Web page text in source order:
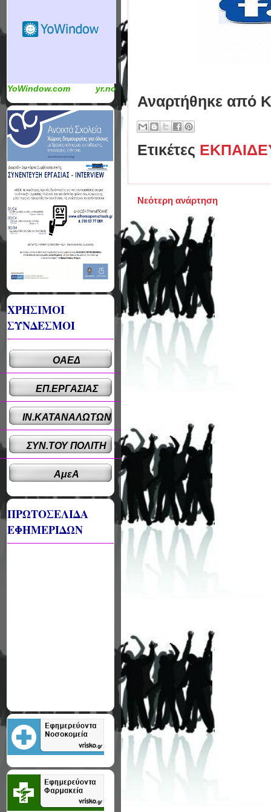
Αναρτήθηκε από
Ετικέτες
Νεότερη ανάρτηση
YoWindow.com yr.no
ΧΡΗΣΙΜΟΙ
ΣΥΝΔΕΣΜΟΙ
ΟΑΕΔ
ΕΠ.ΕΡΓΑΣΙΑΣ
ΙΝ.ΚΑΤΑΝΑΛΩΤΩΝ
ΣΥΝ.ΤΟΥ ΠΟΛΙΤΗ
ΑμεΑ
ΠΡΩΤΟΣΕΛΙΔΑ
ΕΦΗΜΕΡΙΔΩΝ